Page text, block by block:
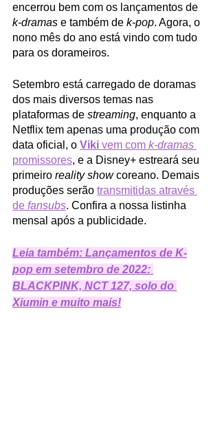
encerrou bem com os lançamentos de
k-dramas e também de k-pop. Agora, o
nono mês do ano está vindo com tudo
para os dorameiros.
Setembro está carregado de doramas
dos mais diversos temas nas
plataformas de streaming, enquanto a
Netflix tem apenas uma produção com
data oficial, o Viki vem com k-dramas
promissores, e a Disney+ estreará seu
primeiro reality show coreano. Demais
produções serão transmitidas através
de fansubs. Confira a nossa listinha
mensal após a publicidade.
Leia também: Lançamentos de K-
pop em setembro de 2022:
BLACKPINK, NCT 127, solo do
Xiumin e muito mais!